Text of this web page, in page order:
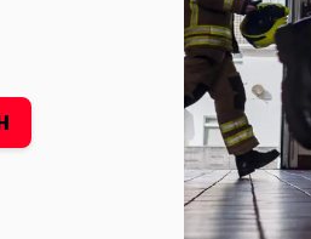
Sylwadau a Chwynion